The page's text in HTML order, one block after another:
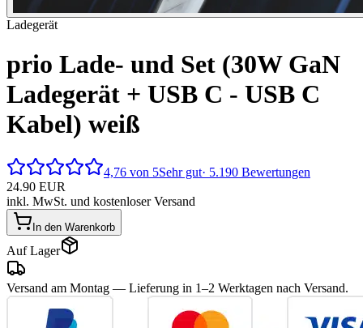
Ladegerät
prio Lade- und Set (30W GaN
Ladegerät + USB C - USB C
Kabel) weiß
4,76 von 5Sehr gut· 5.190 Bewertungen
24.90 EUR
inkl. MwSt. und kostenloser Versand
In den Warenkorb
Auf Lager
Versand am Montag — Lieferung in 1–2 Werktagen nach Versand.